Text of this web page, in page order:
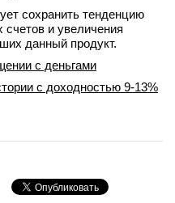
сохранить тенденцию
и увеличения
данный продукт.
с деньгами
с доходностью 9-13%